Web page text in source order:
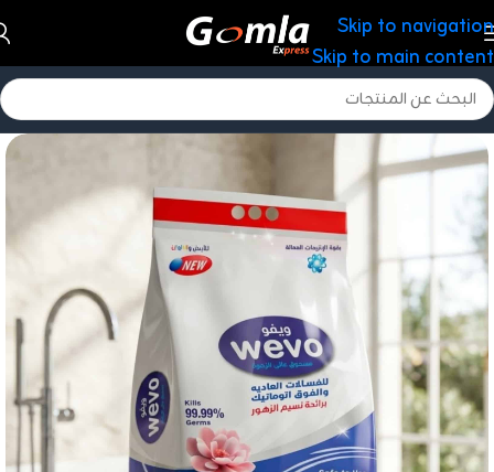
Skip to navigation
Skip to main content